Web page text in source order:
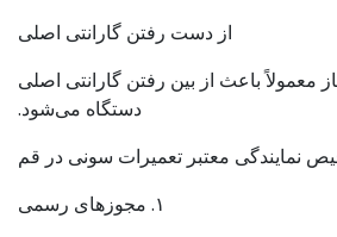
از دست رفتن گارانتی اصلی
معمولاً باعث از بین رفتن گارانتی اصلی
دستگاه می‌شود.
نمایندگی معتبر تعمیرات سونی در قم
۱. مجوزهای رسمی